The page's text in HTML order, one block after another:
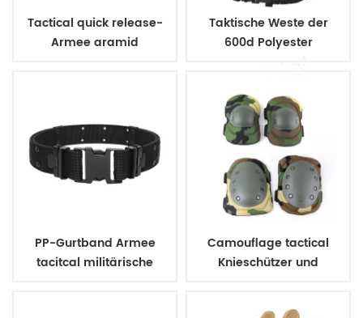
Tactical quick release-
Armee aramid
Taktische Weste der
600d Polyester
PP-Gurtband Armee
tacitcal militärische
Camouflage tactical
Knieschützer und